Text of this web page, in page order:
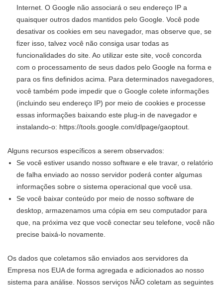
Internet. O Google não associará o seu endereço IP a
quaisquer outros dados mantidos pelo Google. Você pode
desativar os cookies em seu navegador, mas observe que, se
fizer isso, talvez você não consiga usar todas as
funcionalidades do site. Ao utilizar este site, você concorda
com o processamento de seus dados pelo Google na forma e
para os fins definidos acima. Para determinados navegadores,
você também pode impedir que o Google colete informações
(incluindo seu endereço IP) por meio de cookies e processe
essas informações baixando este plug-in de navegador e
instalando-o: https://tools.google.com/dlpage/gaoptout.
Alguns recursos específicos a serem observados:
Se você estiver usando nosso software e ele travar, o relatório
de falha enviado ao nosso servidor poderá conter algumas
informações sobre o sistema operacional que você usa.
Se você baixar conteúdo por meio de nosso software de
desktop, armazenamos uma cópia em seu computador para
que, na próxima vez que você conectar seu telefone, você não
precise baixá-lo novamente.
Os dados que coletamos são enviados aos servidores da
Empresa nos EUA de forma agregada e adicionados ao nosso
sistema para análise. Nossos serviços NÃO coletam as seguintes